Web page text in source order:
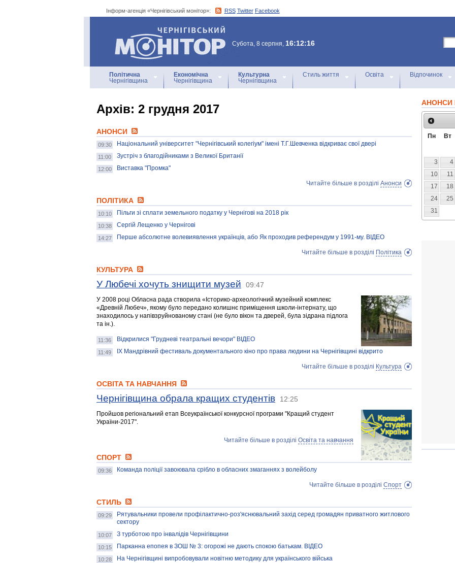
Інформ-агенція «Чернігівський монітор»: RSS Twitter Facebook
Інформ-агенція
«Чернігівський монітор»
Субота, 8 серпня, 16:12:16
Політична
Чернігівщина
Економічна
Чернігівщина
Культурна
Чернігівщина
Стиль життя Освіта Відпочинок
Архiв: 2 грудня 2017
АНОНСИ
09:30 Національний університет "Чернігівський колегіум" імені Т.Г.Шевченка відкриває свої двері
11:00 Зустріч з благодійниками з Великої Британії
12:00 Виставка "Промка"
Читайте більше в розділі Анонси
ПОЛІТИКА
10:10 Пільги зі сплати земельного податку у Чернігові на 2018 рік
10:38 Сергій Лещенко у Чернігові
14:27 Перше абсолютне волевиявлення українців, або Як проходив референдум у 1991-му. ВІДЕО
Читайте більше в розділі Політика
КУЛЬТУРА
У Любечі хочуть знищити музей 09:47
У 2008 році Обласна рада створила «Історико-археологічний музейний комплекс
«Древній Любеч», якому було передано колишнє приміщення школи-інтернату, що
знаходилось у напівзруйнованому стані (не було вікон та дверей, була зідрана підлога
та ін.).
11:36 Відкрилися "Грудневі театральні вечори" ВІДЕО
11:49 IX Мандрівний фестиваль документального кіно про права людини на Чернігівщині відкрито
Читайте більше в розділі Культура
ОСВІТА ТА НАВЧАННЯ
Чернігівщина обрала кращих студентів 12:25
Пройшов регіональний етап Всеукраїнської конкурсної програми "Кращий студент
України-2017".
Читайте більше в розділі Освіта та навчання
СПОРТ
09:36 Команда поліції завоювала срібло в обласних змаганнях з волейболу
Читайте більше в розділі Спорт
СТИЛЬ
09:29
Рятувальники провели профілактично-роз'яснювальний захід серед громадян приватного житлового
сектору
10:07 З турботою про інвалідів Чернігівщини
10:15 Парканна епопея в ЗОШ № 3: огорожі не дають спокою батькам. ВІДЕО
10:28 На Чернігівщині випробовували новітню методику для українського війська
АНОНСИ
Пн Вт
3
4
10
11
17
18
24
25
31